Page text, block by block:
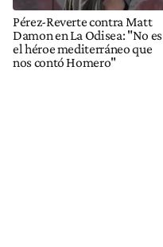
Pérez-Reverte contra Matt
Damon en La Odisea: "No es
el héroe mediterráneo que
nos contó Homero"